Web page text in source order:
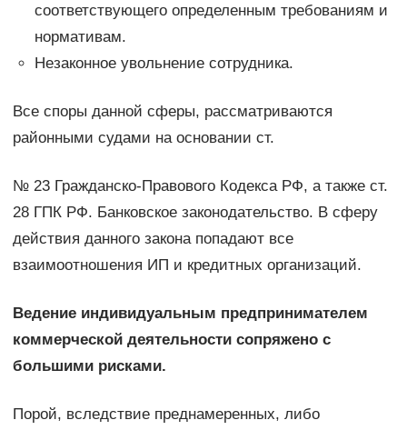
соответствующего определенным требованиям и
нормативам.
Незаконное увольнение сотрудника.
Все споры данной сферы, рассматриваются
районными судами на основании ст.
№ 23 Гражданско-Правового Кодекса РФ, а также ст.
28 ГПК РФ. Банковское законодательство. В сферу
действия данного закона попадают все
взаимоотношения ИП и кредитных организаций.
Ведение индивидуальным предпринимателем
коммерческой деятельности сопряжено с
большими рисками.
Порой, вследствие преднамеренных, либо